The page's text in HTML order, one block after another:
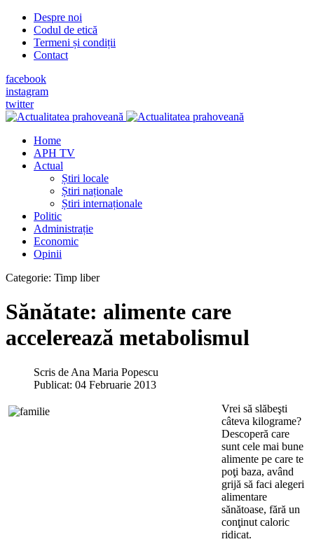
Despre noi
Codul de etică
Termeni și condiții
Contact
facebook
instagram
twitter
Home
APH TV
Actual
Știri locale
Știri naționale
Știri internaționale
Politic
Administrație
Economic
Opinii
Categorie: Timp liber
Sănătate: alimente care
accelerează metabolismul
Scris de Ana Maria Popescu
Publicat: 04 Februarie 2013
Vrei să slăbeşti
câteva kilograme?
Descoperă care
sunt cele mai bune
alimente pe care te
poţi baza, având
grijă să faci alegeri
alimentare
sănătoase, fără un
conţinut caloric
ridicat.